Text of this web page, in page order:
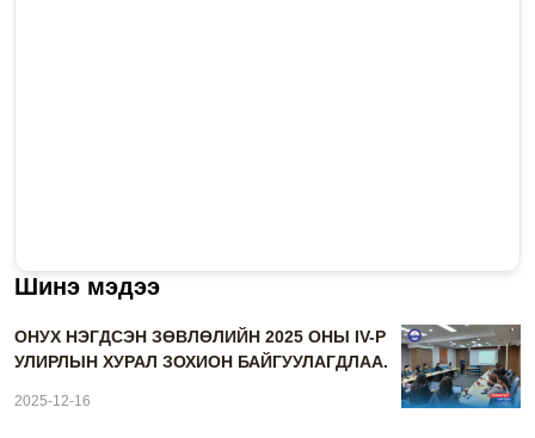
Шинэ мэдээ
ОНУХ НЭГДСЭН ЗӨВЛӨЛИЙН 2025 ОНЫ IV-Р
УЛИРЛЫН ХУРАЛ ЗОХИОН БАЙГУУЛАГДЛАА.
2025-12-16